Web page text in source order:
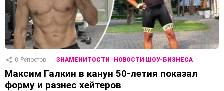
0 Репостов ЗНАМЕНИТОСТИ НОВОСТИ ШОУ-БИЗНЕСА
Максим Галкин в канун 50-летия показал
форму и разнес хейтеров